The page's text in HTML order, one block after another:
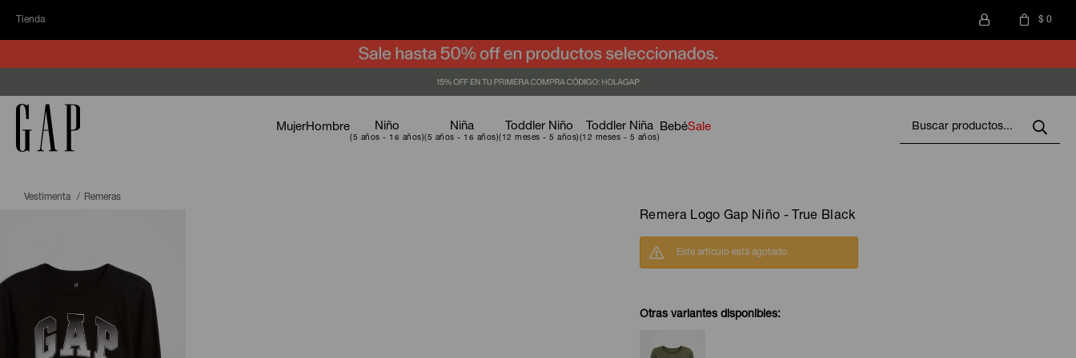
Tienda $ 0
MujerHombre Niño Niña Toddler Niño Toddler Niña BebéSale
Vestimenta Remeras
Remera Logo Gap Niño - True Black
Este artículo está agotado.
Otras variantes disponibles: